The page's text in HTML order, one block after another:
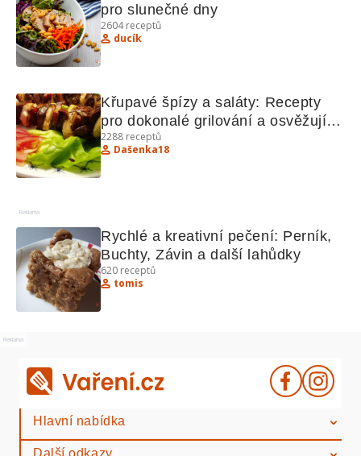
pro slunečné dny
2604receptů
ducík
Křupavé špízy a saláty: Recepty
pro dokonalé grilování a osvěžující
saláty
2288 receptů
Dašenka18
Reklama
Rychlé a kreativní pečení: Perník,
Buchty, Závin a další lahůdky
620 receptů
tomis
Reklama
Hlavní nabídka
Další odkazy